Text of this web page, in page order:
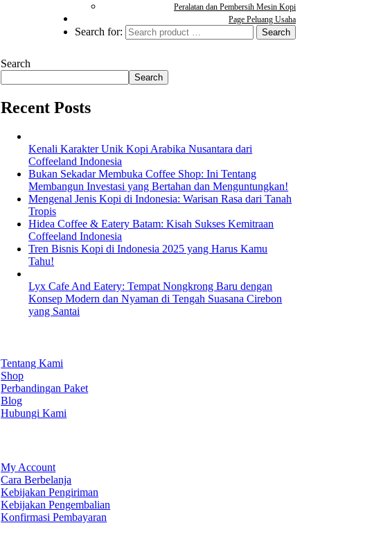
Peralatan dan Pembersih Mesin Kopi
Page Peluang Usaha
Search for:
Search
Search
Recent Posts
Kenali Karakter Unik Kopi Arabika Nusantara dari
Coffeeland Indonesia
Bukan Sekadar Membuka Coffee Shop: Ini Tentang
Membangun Investasi yang Bertahan dan Menguntungkan!
Mengenal Jenis Kopi di Indonesia: Warisan Rasa dari Tanah
Tropis
Hidea Coffee & Eatery Batam: Kisah Sukses Kemitraan
Coffeeland Indonesia
Tren Bisnis Kopi di Indonesia 2025 yang Harus Kamu
Tahu!
Lyx Cafe And Eatery: Tempat Nongkrong Baru dengan
Konsep Modern dan Nyaman di Tengah Suasana Cirebon
yang Santai
Tentang Kami
Shop
Perbandingan Paket
Blog
Hubungi Kami
My Account
Cara Berbelanja
Kebijakan Pengiriman
Kebijakan Pengembalian
Konfirmasi Pembayaran